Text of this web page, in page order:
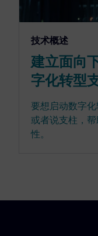
技术概述
建立面向
字化转型
要想启动数字
或者说支柱，
性。